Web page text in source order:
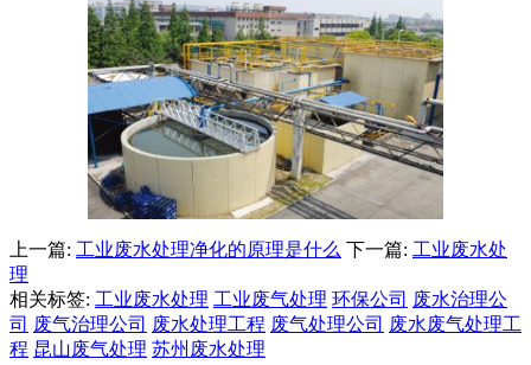
上一篇: 工业废水处理净化的原理是什么 下一篇: 工业废水处
理
相关标签: 工业废水处理 工业废气处理 环保公司 废水治理公
司 废气治理公司 废水处理工程 废气处理公司 废水废气处理工
程 昆山废气处理 苏州废水处理